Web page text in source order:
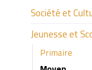
Société et
Jeunesse et
Primaire